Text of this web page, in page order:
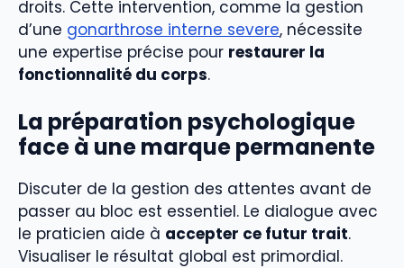
droits. Cette intervention, comme la gestion
d’une gonarthrose interne severe, nécessite
une expertise précise pour restaurer la
fonctionnalité du corps.
La préparation psychologique
face à une marque permanente
Discuter de la gestion des attentes avant de
passer au bloc est essentiel. Le dialogue avec
le praticien aide à accepter ce futur trait.
Visualiser le résultat global est primordial.